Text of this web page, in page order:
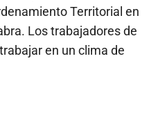
Territorial en
Los trabajadores de
en un clima de